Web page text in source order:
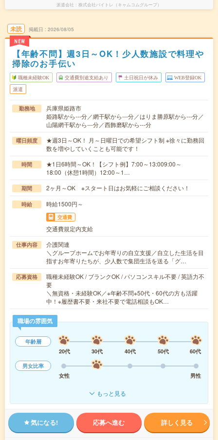
派遣会社 株式会社バイトレ（キャムコムグループ）
未読
NEW
掲載日 2026/08/05
【年齢不問】週3日～OK！少人数施設で料理や
掃除のお手伝い
職種未経験OK 交通費別途支給あり 土日祝日が休み WEB登録OK
派遣
勤務地
兵庫県姫路市
姫路駅から---分／網干駅から---分／はりま勝原駅から---分／
山陽網干駅から---分／西飾磨駅から---分
曜日頻度
★週3日～OK！ 月～日曜日での希望シフト制 ※徐々に勤務回
数を増やしていくことも可能です！
時間
★1日6時間～OK！【シフト例】7:00～13:009:00～
18:00（休憩1時間）12:00～1…
期間 2ヶ月～OK ※スタート日はお気軽にご相談ください！
時給 時給1500円～
交通費
交通費規定内支給
仕事内容
介護関連
＼グループホームでお年寄りの自立支援／自立した生活を目
指すお年寄りたちが、少人数で集団生活を送る「グ…
応募資格
職種未経験OK / ブランクOK / パソコンスキル不要 / 英語力不
要
＼無資格・未経験OK／※年齢不問※50代・60代の方も活躍
中！※履歴書不要・来社不要で電話相談もOK…
職場の雰囲気
年齢層
20代
30代 40代 50代
60代
男女比率
女性
男性
もっと見る
気になる! 応募へ進む 詳しく見る